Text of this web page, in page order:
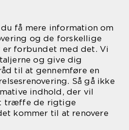
få mere information om
og de forskellige
er forbundet med det. Vi
og give dig
til at gennemføre en
Så gå ikke
indhold, der vil
træffe de rigtige
kommer til at renovere